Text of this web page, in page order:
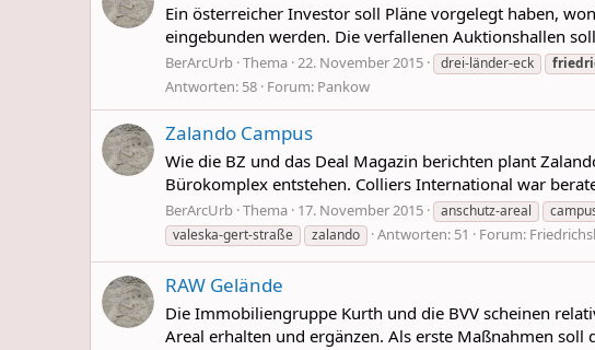
Ein österreicher Investor soll Pläne vorgelegt haben,
eingebunden werden. Die verfallenen Auktionshallen
BerArcUrb Thema 22. November 2015 drei-länder-eck
Antworten: 58 Forum: Pankow
Zalando Campus
Wie die BZ und das Deal Magazin berichten plant
Bürokomplex entstehen. Colliers International war
BerArcUrb Thema 17. November 2015 anschutz-areal
valeska-gert-straße
zalando Antworten: 51 Forum:
RAW Gelände
Die Immobiliengruppe Kurth und die BVV scheinen
Areal erhalten und ergänzen. Als erste Maßnahmen